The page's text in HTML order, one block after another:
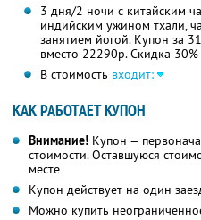
3 дня/2 ночи с китайским
индийским ужином тхали,
занятием йогой. Купон за
вместо 22290р.Скидка 30%
В стоимость входит:
КАК РАБОТАЕТ КУПОН
Внимание! Купон —
стоимости. Оставшуюся
месте
Купон действует на один
Можно купить